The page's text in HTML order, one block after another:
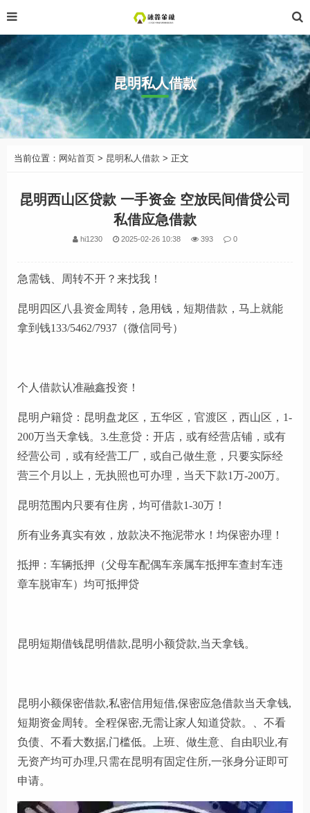
昆明私人借款
当前位置： 网站首页 > 昆明私人借款 > 正文
昆明西山区贷款 一手资金 空放民间借贷公司
私借应急借款
hi1230 2025-02-26 10:38 393 0
急需钱、周转不开？来找我！
昆明四区八县资金周转，急用钱，短期借款，马上就能
拿到钱133/5462/7937（微信同号）
个人借款认准融鑫投资！
昆明户籍贷：昆明盘龙区，五华区，官渡区，西山区，1-
200万当天拿钱。3.生意贷：开店，或有经营店铺，或有
经营公司，或有经营工厂，或自己做生意，只要实际经
营三个月以上，无执照也可办理，当天下款1万-200万。
昆明范围内只要有住房，均可借款1-30万！
所有业务真实有效，放款决不拖泥带水！均保密办理！
抵押：车辆抵押（父母车配偶车亲属车抵押车查封车违
章车脱审车）均可抵押贷
昆明短期借钱昆明借款,昆明小额贷款,当天拿钱。
昆明小额保密借款,私密信用短借,保密应急借款当天拿钱,
短期资金周转。全程保密,无需让家人知道贷款。、不看
负债、不看大数据,门槛低。上班、做生意、自由职业,有
无资产均可办理,只需在昆明有固定住所,一张身分证即可
申请。